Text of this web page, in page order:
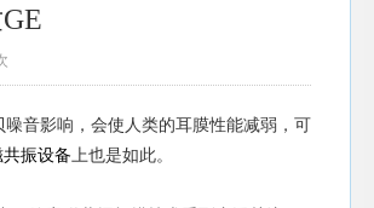
音影响，会使人类的耳膜性能减弱，可
振设备上也是如此。